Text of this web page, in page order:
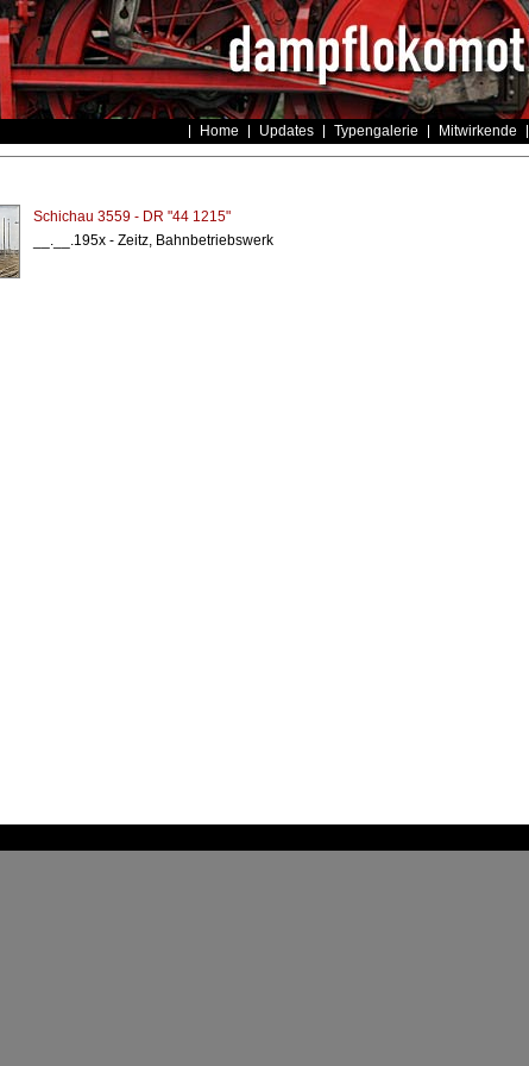
Home Updates Typengalerie Mitwirkende
Schichau 3559 - DR "44 1215"
__.__.195x - Zeitz, Bahnbetriebswerk